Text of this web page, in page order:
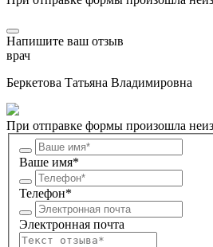
Напишите ваш отзыв
врач
Беркетова Татьяна Владимировна
При отправке формы произошла
Ваше имя*
Телефон*
Электронная почта